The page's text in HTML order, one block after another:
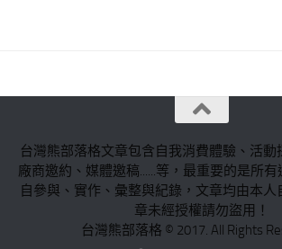
台灣熊部落格文章包含自我消費體驗、活動
廠商邀約、媒體邀稿......等，最重要的是所
自參與、實作、彙整與紀錄，文章均由本人
章未經授權請勿盜用！
台灣熊部落格 © 2017. All Rights